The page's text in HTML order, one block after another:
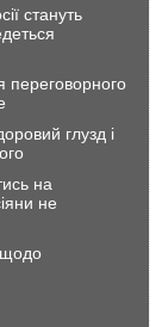
стануть
переговорного
глузд і
на
не
щодо